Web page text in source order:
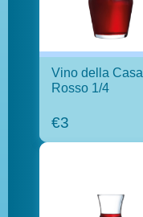
Vino della Casa
Rosso 1/4
€3